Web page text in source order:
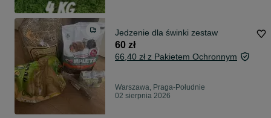
Jedzenie dla świnki zestaw
60 zł
66,40 zł z Pakietem Ochronnym
Warszawa, Praga-Południe
02 sierpnia 2026